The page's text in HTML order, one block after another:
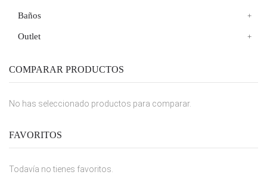
Baños
Outlet
COMPARAR PRODUCTOS
No has seleccionado productos para comparar.
FAVORITOS
Todavía no tienes favoritos.